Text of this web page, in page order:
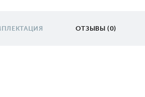
ОТЗЫВЫ (0)